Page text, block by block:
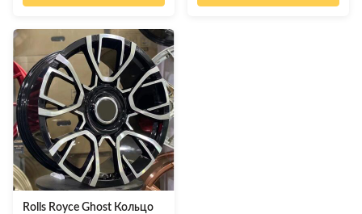
drive down the road! Equip your
Concave One Piece forged Rolls
Royce Replica Wheels that are
designed to give your prized
possession that luxurious look
you've always wanted. Made
from super sturdy and corrosion-
resistant materials, these Forged
Replica Wheels are sure to
withstand great pressure and
Performance Experience the
Rolls Royce Ghost Кольцо